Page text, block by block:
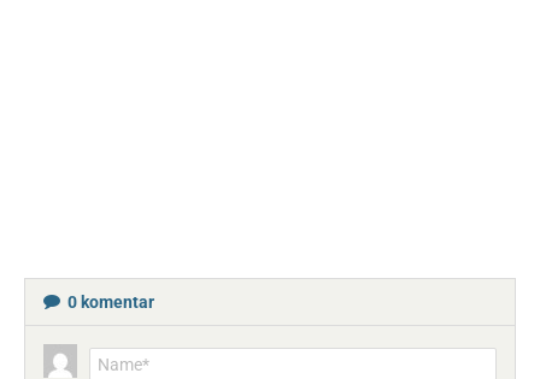
0 komentar
Name*